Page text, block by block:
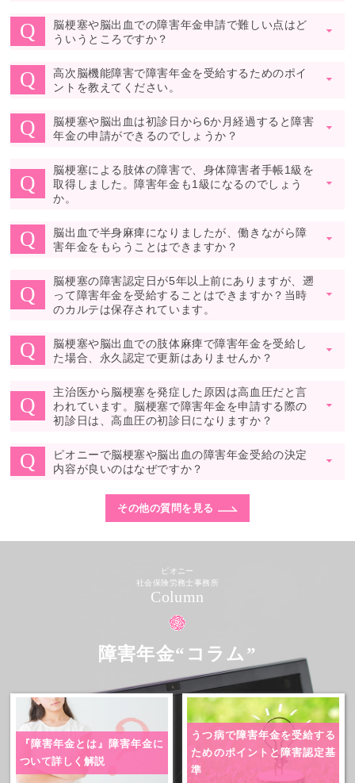
Q
脳梗塞や脳出血での障害年金申請で難しい点はど
ういうところですか？
▼
Q
高次脳機能障害で障害年金を受給するためのポイ
ントを教えてください。
▼
Q
脳梗塞や脳出血は初診日から6か月経過すると障害
年金の申請ができるのでしょうか？
▼
Q
脳梗塞による肢体の障害で、身体障害者手帳1級を
取得しました。障害年金も1級になるのでしょう
か。
▼
Q
脳出血で半身麻痺になりましたが、働きながら障
害年金をもらうことはできますか？
▼
Q
脳梗塞の障害認定日が5年以上前にありますが、遡
って障害年金を受給することはできますか？当時
のカルテは保存されています。
▼
Q
脳梗塞や脳出血での肢体麻痺で障害年金を受給し
た場合、永久認定で更新はありませんか？
▼
Q
主治医から脳梗塞を発症した原因は高血圧だと言
われています。脳梗塞で障害年金を申請する際の
初診日は、高血圧の初診日になりますか？
▼
Q
ピオニーで脳梗塞や脳出血の障害年金受給の決定
内容が良いのはなぜですか？
▼
その他の質問を見る
ピオニー
社会保険労務士事務所
Column
障害年金“コラム”
『障害年金とは』
障害年金に
ついて詳しく解説
うつ病で障害年金を受給する
ためのポイントと障害認定基
準